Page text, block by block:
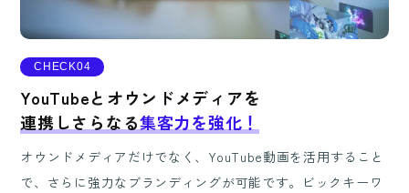
CHECK04
YouTubeとオウンドメディアを
連携しさらなる集客力を強化！
オウンドメディアだけでなく、YouTube動画を活用すること
で、さらに強力なブランディングが可能です。ビックキーワ